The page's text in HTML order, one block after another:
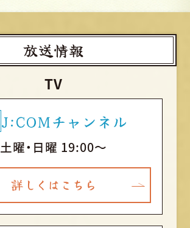
放送情報
TV
J:COMチャンネル
土曜・日曜 19:00～
詳しくはこちら